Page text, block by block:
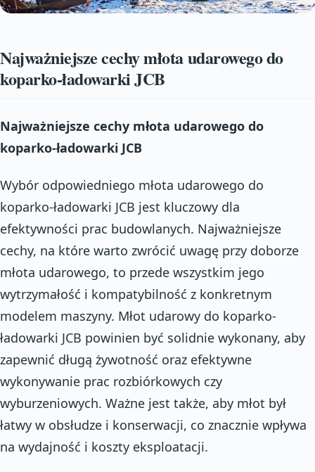
Najważniejsze cechy młota udarowego do
koparko-ładowarki JCB
Najważniejsze cechy młota udarowego do
koparko-ładowarki JCB
Wybór odpowiedniego młota udarowego do
koparko-ładowarki JCB jest kluczowy dla
efektywności prac budowlanych. Najważniejsze
cechy, na które warto zwrócić uwagę przy doborze
młota udarowego, to przede wszystkim jego
wytrzymałość i kompatybilność z konkretnym
modelem maszyny. Młot udarowy do koparko-
ładowarki JCB powinien być solidnie wykonany, aby
zapewnić długą żywotność oraz efektywne
wykonywanie prac rozbiórkowych czy
wyburzeniowych. Ważne jest także, aby młot był
łatwy w obsłudze i konserwacji, co znacznie wpływa
na wydajność i koszty eksploatacji.